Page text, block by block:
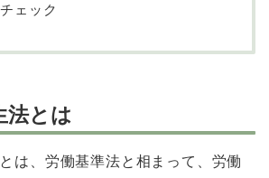
ェック
法とは
とは、労働基準法と相まって、労働